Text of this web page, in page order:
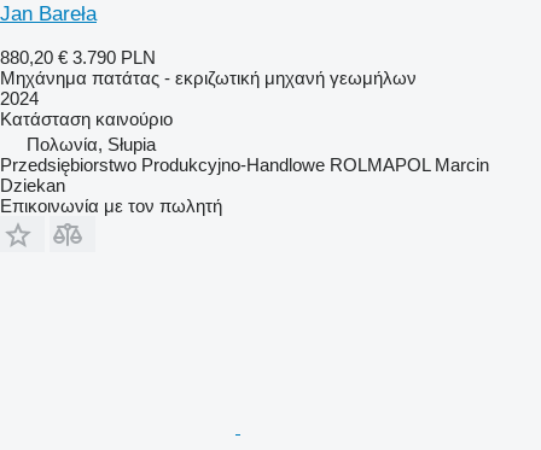
Jan Bareła
880,20 € 3.790 PLN
Μηχάνημα πατάτας - εκριζωτική μηχανή γεωμήλων
2024
Κατάσταση καινούριο
Πολωνία, Słupia
Przedsiębiorstwo Produkcyjno-Handlowe ROLMAPOL Marcin
Dziekan
Επικοινωνία με τον πωλητή